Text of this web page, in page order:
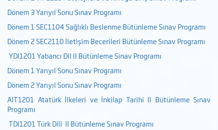
Dönem 3 Yarıyıl Sonu Sınav Programı
Dönem 1 SEC1104 Sağlıklı Beslenme Bütünleme Sınav Programı
Dönem 2 SEC2110 İletişim Becerileri Bütünleme Sınav Programı
YDI1201 Yabancı Dil II Bütünleme Sınav Programı
Dönem 1 Yarıyıl Sonu Sınav Programı
Dönem 2 Yarıyıl Sonu Sınav Programı
AIT1201 Atatürk İlkeleri ve İnkilap Tarihi II Bütünleme Sınav
Programı
TDI1201 Türk Dili II Bütünleme Sınav Programı